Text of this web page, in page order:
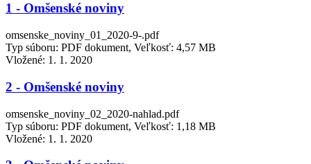
1 - Omšenské noviny
omsenske_noviny_01_2020-9-.pdf
Typ súboru: PDF dokument, Veľkosť: 4,57 MB
Vložené: 1. 1. 2020
2 - Omšenské noviny
omsenske_noviny_02_2020-nahlad.pdf
Typ súboru: PDF dokument, Veľkosť: 1,18 MB
Vložené: 1. 1. 2020